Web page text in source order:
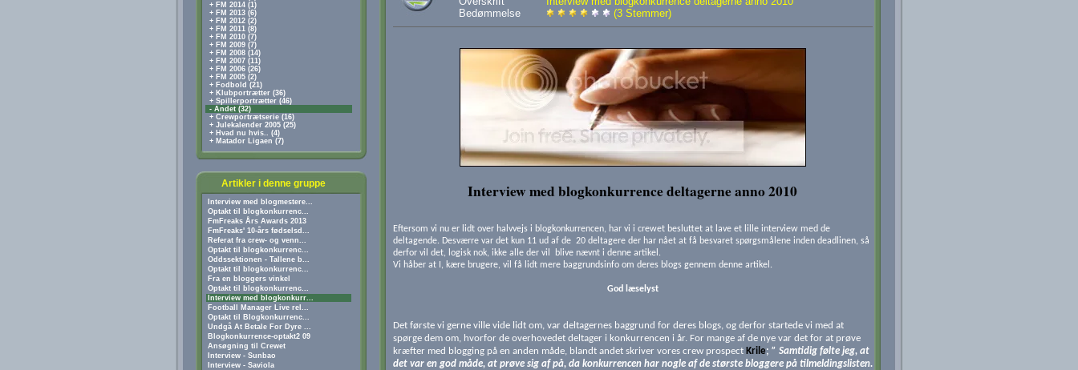
+ FM 2014 (1)
+ FM 2013 (6)
+ FM 2012 (2)
+ FM 2011 (8)
+ FM 2010 (7)
+ FM 2009 (7)
+ FM 2008 (14)
+ FM 2007 (11)
+ FM 2006 (26)
+ FM 2005 (2)
+ Fodbold (21)
+ Klubportrætter (36)
+ Spillerportrætter (46)
- Andet (32)
+ Crewportrætserie (16)
+ Julekalender 2005 (25)
+ Hvad nu hvis.. (4)
+ Matador Ligaen (7)
Artikler i denne gruppe
Interview med blogmestere...
Optakt til blogkonkurrenc...
FmFreaks Års Awards 2013
FmFreaks' 10-års fødselsd...
Referat fra crew- og venn...
Optakt til blogkonkurrenc...
Oddssektionen - Tallene b...
Optakt til blogkonkurrenc...
Fra en bloggers vinkel
Optakt til blogkonkurrenc...
Interview med blogkonkurr...
Football Manager Live rel...
Optakt til Blogkonkurrenc...
Undgå At Betale For Dyre ...
Blogkonkurrence-optakt2 09
Ansøgning til Crewet
Interview - Sunbao
Interview - Saviola
Bedømmelse
(3 Stemmer)
Interview med blogkonkurrence deltagerne anno 2010
Eftersom vi nu er lidt over halvvejs i blogkonkurrencen, har vi i crewet besluttet at lave et lille interview med de
deltagende. Desværre var det kun 11 ud af de 20 deltagere der har nået at få besvaret spørgsmålene inden deadlinen, så
derfor vil det, logisk nok, ikke alle der vil blive nævnt i denne artikel.
Vi håber at I, kære brugere, vil få lidt mere baggrundsinfo om deres blogs gennem denne artikel.
God læselyst
Det første vi gerne ville vide lidt om, var deltagernes baggrund for deres blogs, og derfor startede vi med at
spørge dem om, hvorfor de overhovedet deltager i konkurrencen i år. For mange af de nye var det for at prøve
kræfter med blogging på en anden måde, blandt andet skriver vores crew prospect Krile; ” Samtidig følte jeg, at
det var en god måde, at prøve sig af på, da konkurrencen har nogle af de største bloggere på tilmeldingslisten.